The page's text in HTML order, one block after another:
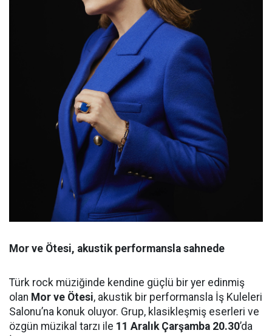
Mor ve Ötesi, akustik performansla sahnede
Türk rock müziğinde kendine güçlü bir yer edinmiş
olan Mor ve Ötesi, akustik bir performansla İş Kuleleri
Salonu’na konuk oluyor. Grup, klasikleşmiş eserleri ve
özgün müzikal tarzı ile 11 Aralık Çarşamba 20.30’da